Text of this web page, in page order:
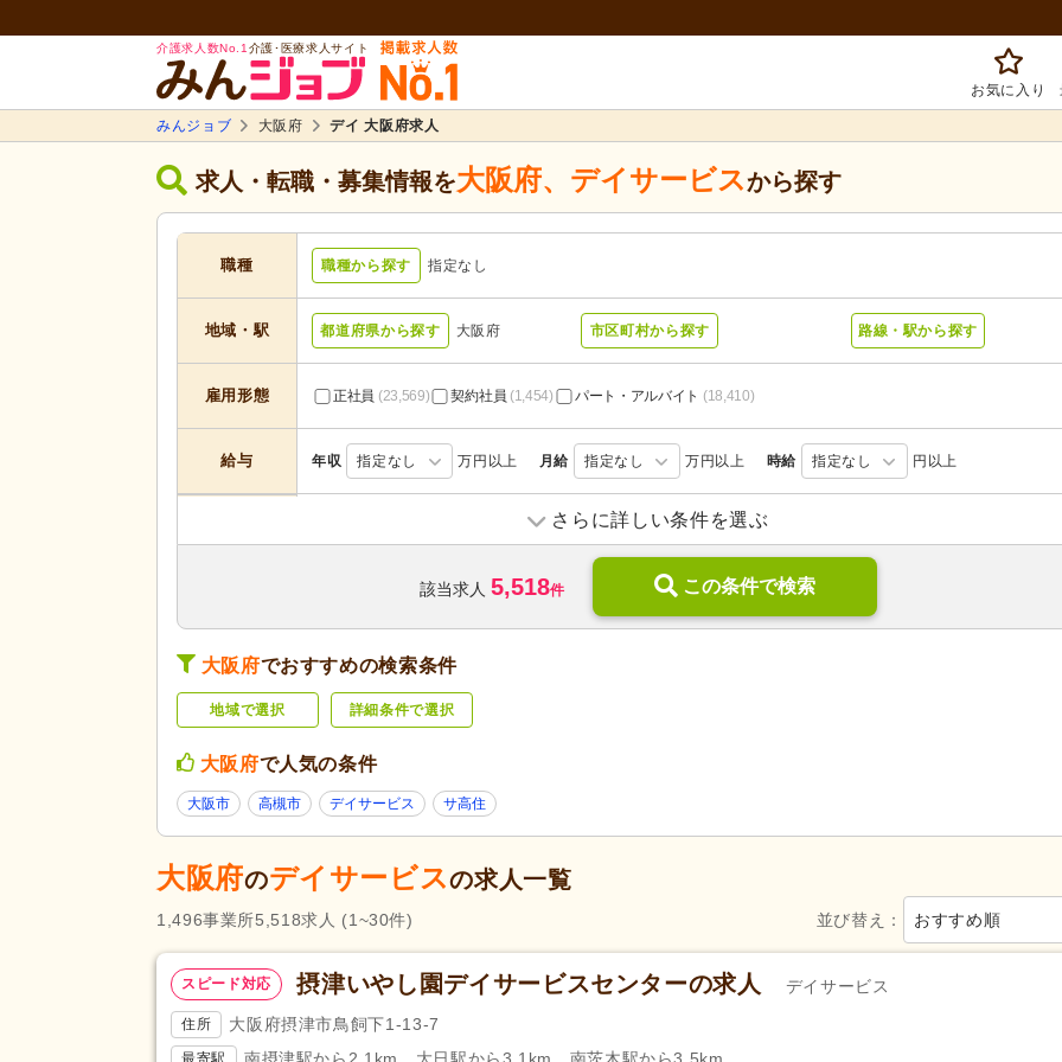
介護求人数No.1 介護･医療求人サイト
お気に入り
みんジョブ 大阪府 デイ 大阪府求人
求人・転職・募集情報を大阪府、 デイサービスから探す
職種 職種から探す 指定なし
地域・駅 都道府県から探す 大阪府 市区町村から探す 路線・駅から探す
雇用形態 正社員 (23,569) 契約社員 (1,454) パート・アルバイト (18,410)
給与 年収 指定なし 万円以上 月給 指定なし 万円以上 時給 指定なし 円以上
サービスの種
訪問介護 (3,894)
訪問看護(3,904) 訪問リハビリ(331) 定期巡回・随時対応型(31)
(5,518) デイケア(815)
住宅型有料老人ホーム(2,402) 介護付き有料老人ホーム
サービス付き高齢者向け住宅
グループホーム (1,027)
看護小規模多機能型居宅介護
診療所・クリニック(6,214)
応募条件・こ
だわり
未経験可 (24,429)
年齢不問
子育てママパパ活躍(38,001)
40代活躍 (38,036) 50代活躍 (37,888)
さらに詳しい条件を選ぶ
該当求人 5,518件 この条件で検索
大阪府でおすすめの検索条件
地域で選択 詳細条件で選択
大阪府で人気の条件
大阪市 高槻市 デイサービス サ高住
大阪府のデイサービスの求人一覧
並び替え： おすすめ順
1,496事業所5,518求人 (1~30件)
スピード対応 摂津いやし園デイサービスセンターの求人 デイサービス
住所 大阪府摂津市鳥飼下1-13-7
最寄駅